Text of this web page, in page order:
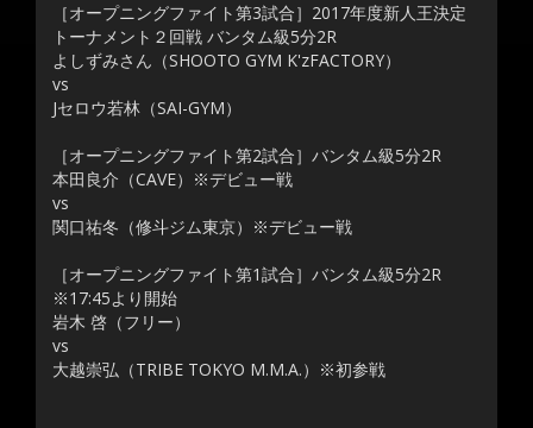
［オープニングファイト第3試合］2017年度新人王決定
トーナメント２回戦 バンタム級5分2R
よしずみさん（SHOOTO GYM K'zFACTORY）
vs
Jセロウ若林（SAI-GYM）
［オープニングファイト第2試合］バンタム級5分2R
本田良介（CAVE）※デビュー戦
vs
関口祐冬（修斗ジム東京）※デビュー戦
［オープニングファイト第1試合］バンタム級5分2R
※17:45より開始
岩木 啓（フリー）
vs
大越崇弘（TRIBE TOKYO M.M.A.）※初参戦